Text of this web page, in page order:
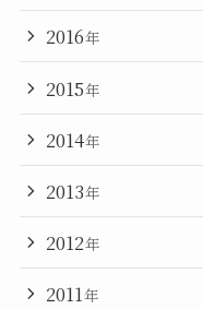
2016年
2015年
2014年
2013年
2012年
2011年